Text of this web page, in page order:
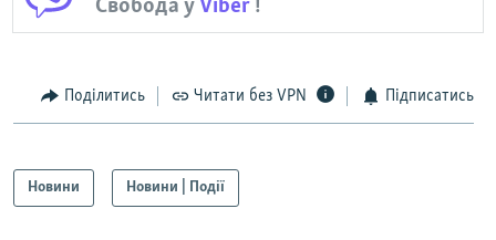
Свобода уViber !
Поділитись Читати без VPN Підписатись
Новини Новини | Події